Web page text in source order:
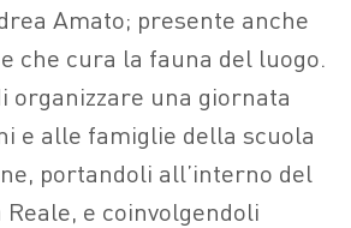
Amato; presente anche
che cura la fauna del luogo.
organizzare una giornata
e alle famiglie della scuola
portandoli all’interno del
e coinvolgendoli